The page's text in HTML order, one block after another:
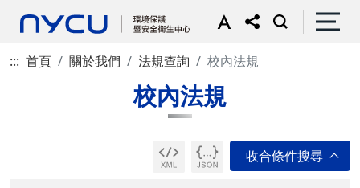
::: 首頁 關於我們 法規查詢 校內法規
校內法規